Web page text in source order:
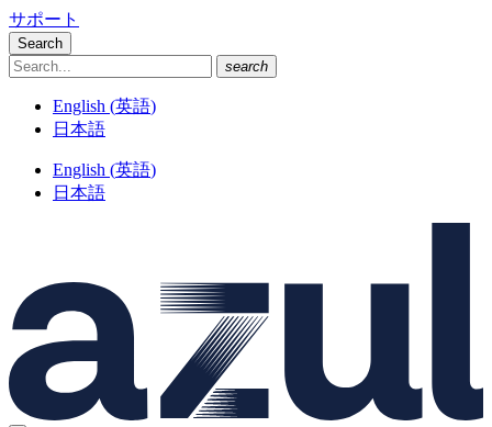
サポート
Search
search
English (英語)
日本語
English (英語)
日本語